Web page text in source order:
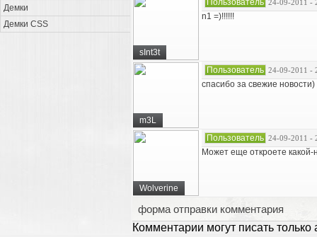
Демки
Демки CSS
sInt3t
Пользователь 24-09-2011 -
n1 =)!!!!!!
m3L
Пользователь 24-09-2011 -
спасибо за свежие новости)
Wolverine
Пользователь 24-09-2011 -
Может еще откроете
форма отправки комментария
Комментарии могут писать